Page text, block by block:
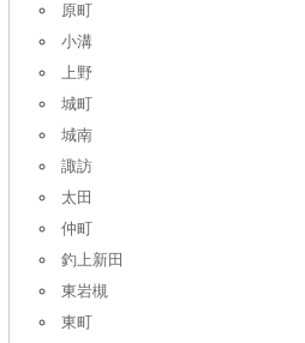
原町
小溝
上野
城町
城南
諏訪
太田
仲町
釣上新田
東岩槻
東町